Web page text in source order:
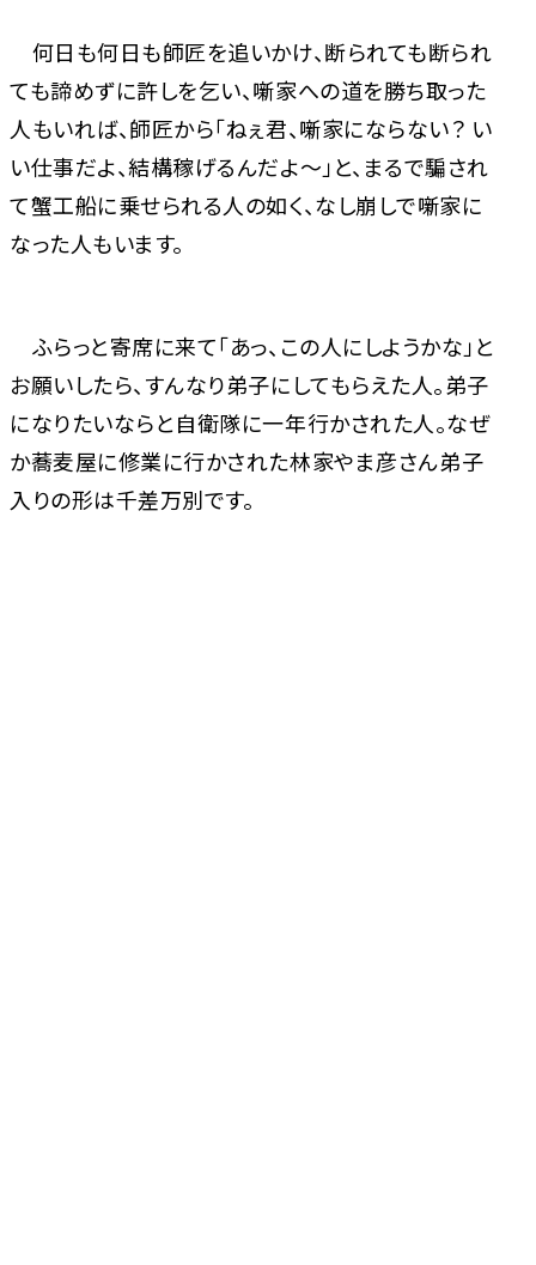
何日も何日も師匠を追いかけ、断られても断られ
ても諦めずに許しを乞い、噺家への道を勝ち取った
人もいれば、師匠から「ねぇ君、噺家にならない？ い
い仕事だよ、結構稼げるんだよ～」と、まるで騙され
て蟹工船に乗せられる人の如く、なし崩しで噺家に
なった人もいます。
ふらっと寄席に来て「あっ、この人にしようかな」と
お願いしたら、すんなり弟子にしてもらえた人。弟子
になりたいならと自衛隊に一年行かされた人。なぜ
か蕎麦屋に修業に行かされた林家やま彦さん――弟子
入りの形は千差万別です。